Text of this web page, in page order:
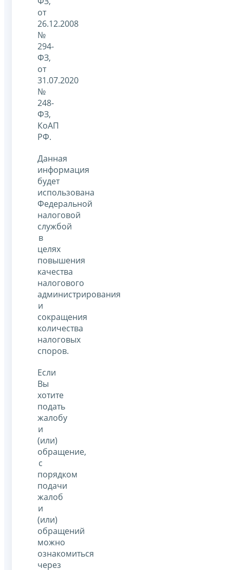
от
26.12.2008
№
294-
ФЗ,
от
31.07.2020
№
248-
ФЗ,
КоАП
РФ.
Данная
информация
будет
использована
Федеральной
налоговой
службой
в
целях
повышения
качества
налогового
администрирования
и
сокращения
количества
налоговых
споров.
Если
Вы
хотите
подать
жалобу
и
(или)
обращение,
с
порядком
подачи
жалоб
и
(или)
обращений
можно
ознакомиться
через